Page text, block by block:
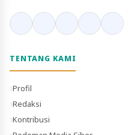
TENTANG KAMI
Profil
Redaksi
Kontribusi